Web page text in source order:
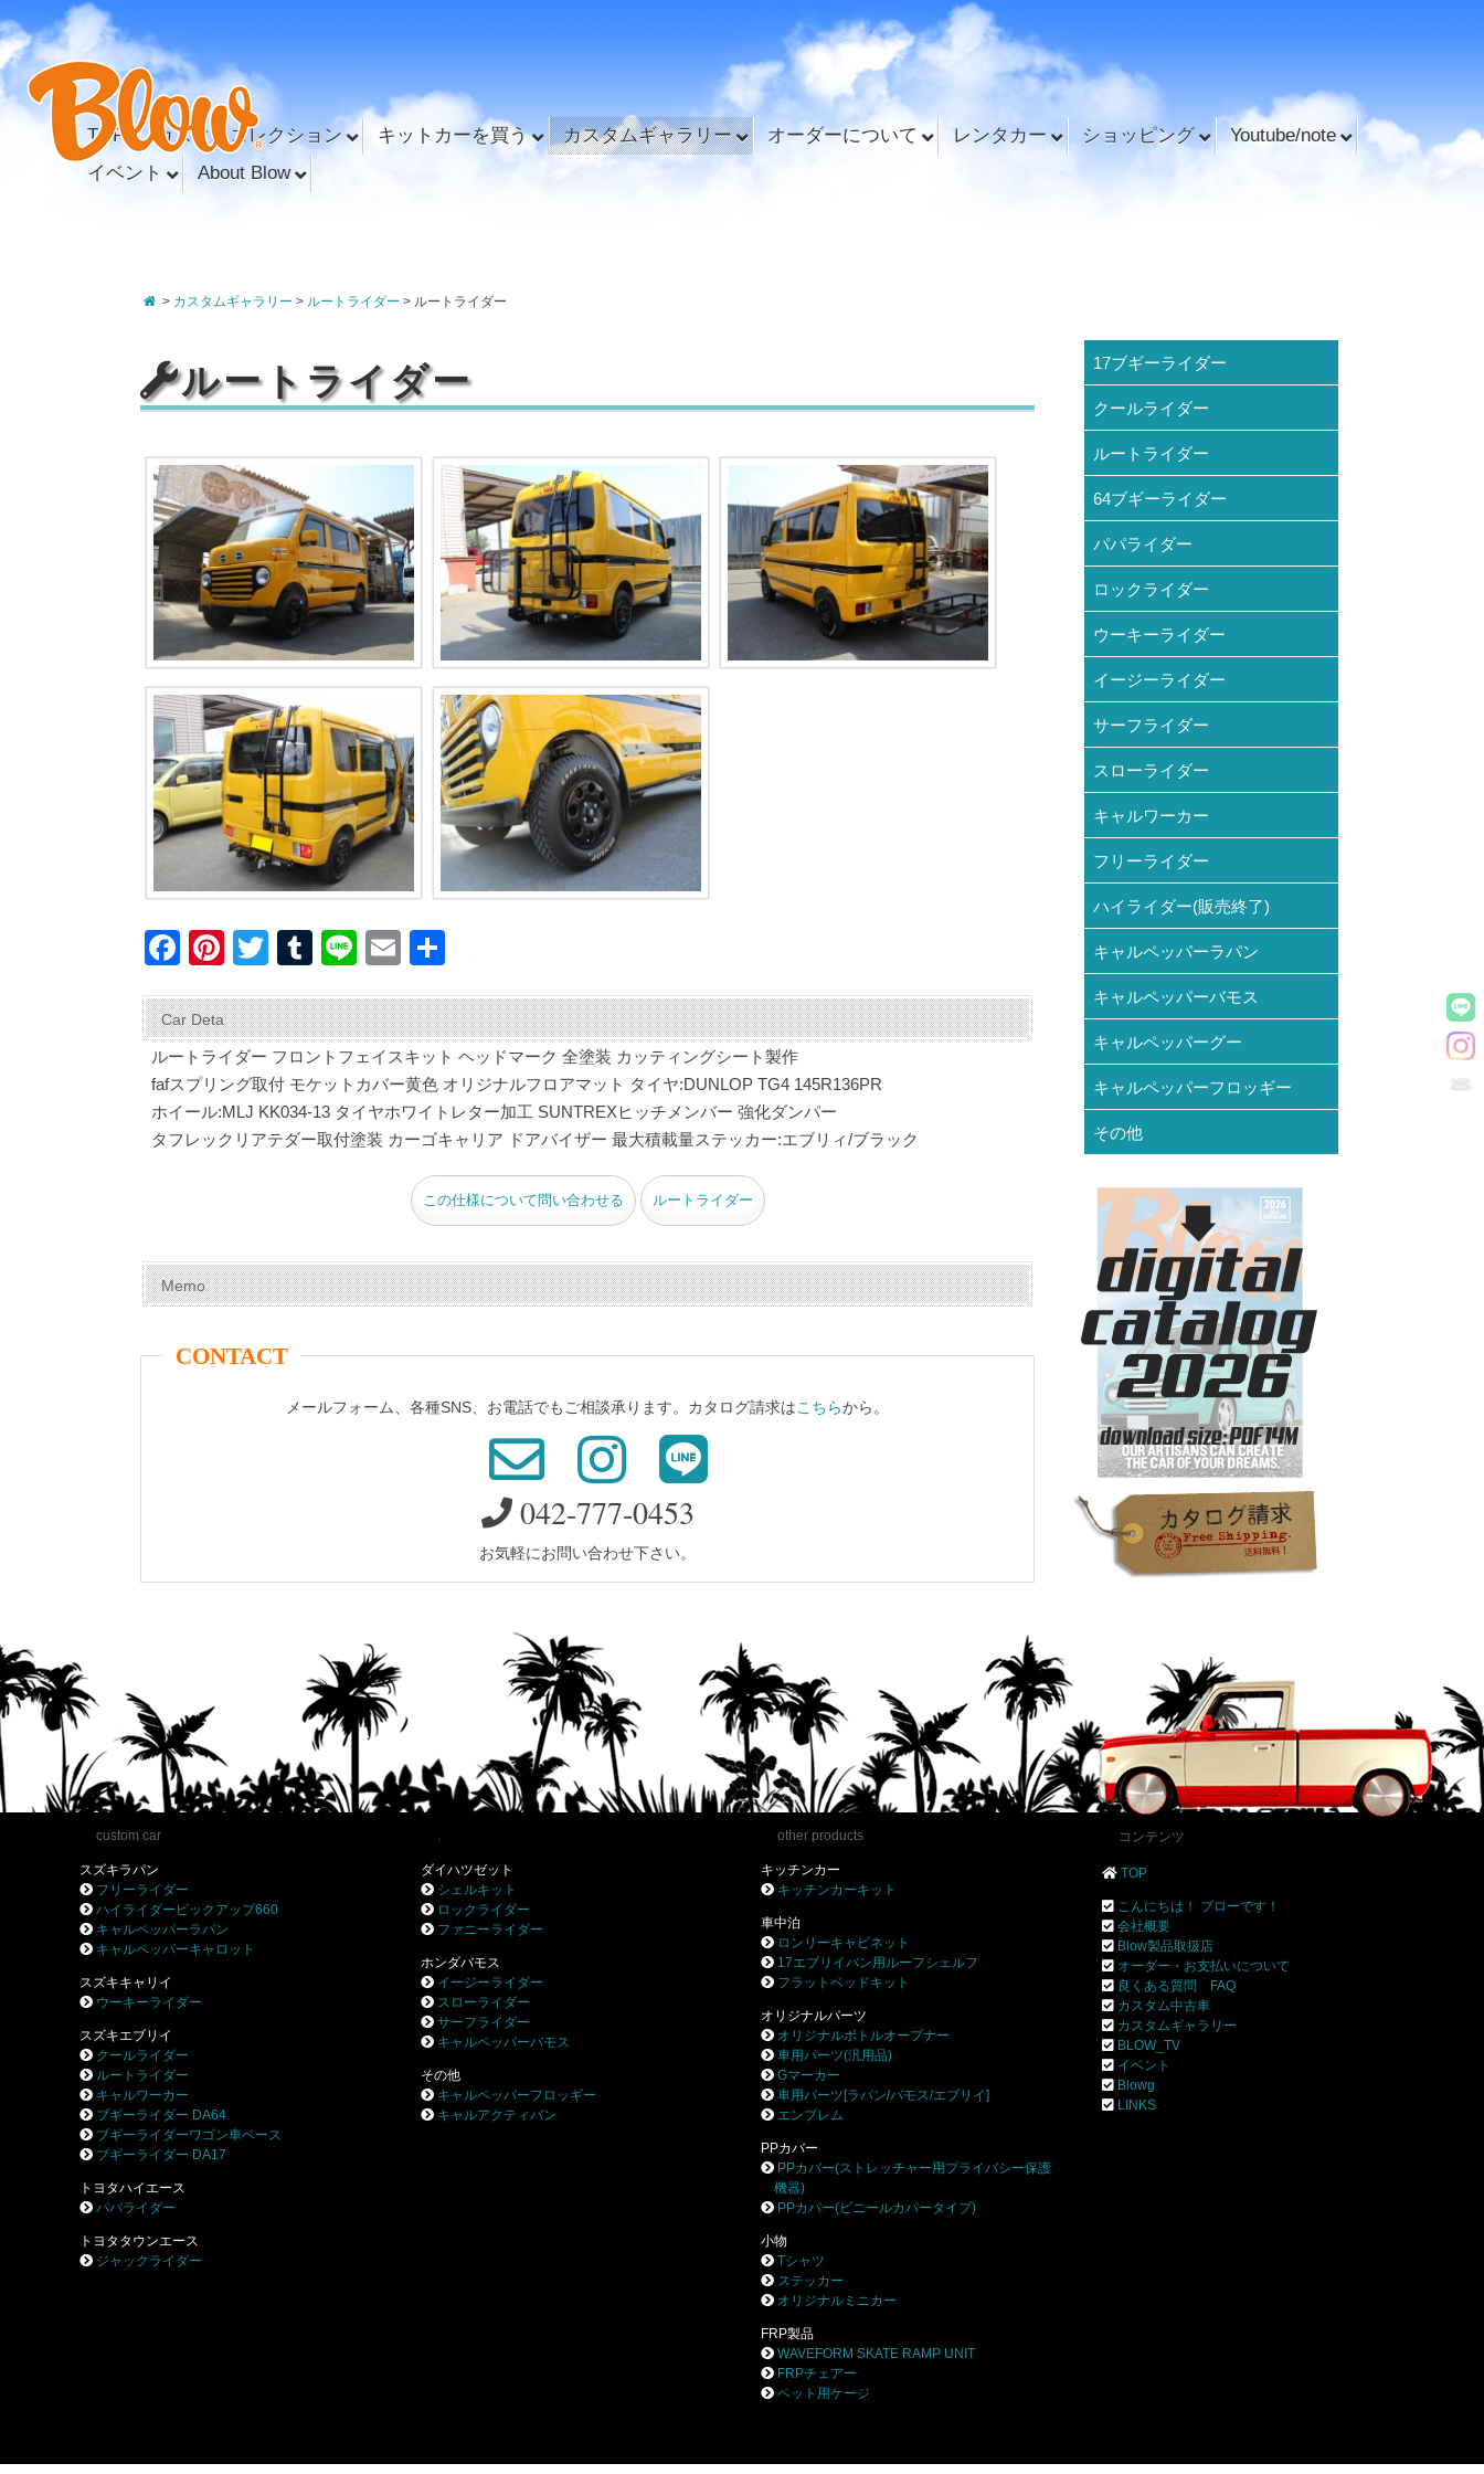
TOP カスタムコレクション キットカーを買う カスタムギャラリー オーダーについて レンタカー ショッピング
Youtube/note
イベント
About Blow
> カスタムギャラリー > ルートライダー > ルートライダー
ルートライダー
F
c
e
b
o
o
Pi
er
e
st
T
tt
er
T
m
bl
r
Li
e
E
ail
Car Deta
ルートライダー フロントフェイスキット ヘッドマーク 全塗装 カッティングシート製作
fafスプリング取付 モケットカバー黄色 オリジナルフロアマット タイヤ:DUNLOP TG4 145R136PR
ホイール:MLJ KK034-13 タイヤホワイトレター加工 SUNTREXヒッチメンバー 強化ダンパー
タフレックリアテダー取付塗装 カーゴキャリア ドアバイザー 最大積載量ステッカー:エブリィ/ブラック
この仕様について問い合わせる ルートライダー
Memo
CONTACT
メールフォーム、各種SNS、お電話でもご相談承ります。カタログ請求はこちらから。
042-777-0453
お気軽にお問い合わせ下さい。
17ブギーライダー
クールライダー
ルートライダー
64ブギーライダー
パパライダー
ロックライダー
ウーキーライダー
イージーライダー
サーフライダー
スローライダー
キャルワーカー
フリーライダー
ハイライダー(販売終了)
キャルペッパーラパン
キャルペッパーバモス
キャルペッパーグー
キャルペッパーフロッギー
その他
custom car
スズキラパン
フリーライダー
ハイライダーピックアップ660
キャルペッパーラパン
キャルペッパーキャロット
スズキキャリイ
ウーキーライダー
スズキエブリイ
クールライダー
ルートライダー
キャルワーカー
ブギーライダー DA64
ブギーライダーワゴン車ベース
ブギーライダー DA17
トヨタハイエース
パパライダー
トヨタタウンエース
ジャックライダー
.
ダイハツゼット
シェルキット
ロックライダー
ファニーライダー
ホンダバモス
イージーライダー
スローライダー
サーフライダー
キャルペッパーバモス
その他
キャルペッパーフロッギー
キャルアクティバン
other products
キッチンカー
キッチンカーキット
車中泊
ロンリーキャビネット
17エブリイバン用ルーフシェルフ
フラットベッドキット
オリジナルパーツ
オリジナルボトルオープナー
車用パーツ(汎用品)
Gマーカー
車用パーツ[ラパン/バモス/エブリイ]
エンブレム
PPカバー
PPカバー(ストレッチャー用プライバシー保護
機器)
PPカバー(ビニールカバータイプ)
小物
Tシャツ
ステッカー
オリジナルミニカー
FRP製品
WAVEFORM SKATE RAMP UNIT
FRPチェアー
ペット用ケージ
コンテンツ
TOP
こんにちは！ ブローです！
会社概要
Blow製品取扱店
オーダー・お支払いについて
良くある質問 FAQ
カスタム中古車
カスタムギャラリー
BLOW_TV
イベント
Blowg
LINKS